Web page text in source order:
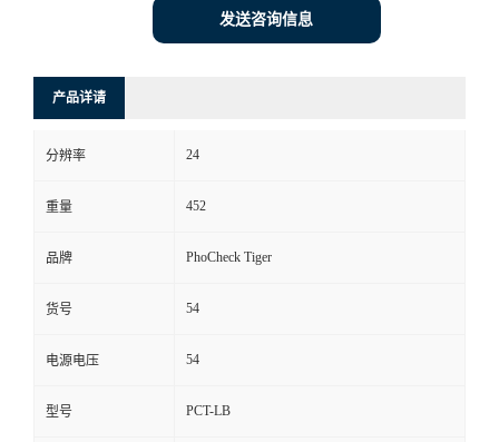
系
发送咨询信息
产品详请
分辨率 24
重量 452
品牌 PhoCheck Tiger
货号 54
电源电压 54
型号 PCT-LB